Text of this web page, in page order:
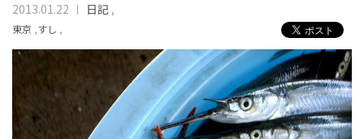
2013.01.22 日記 ,
東京 ,すし ,